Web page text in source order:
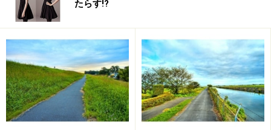
す。
しかし、巡航速度となると（他の条件が一定なら）、そ
れらのバイクに劣ります。小さい車輪は慣性が小さく、
路面のギャップを拾いやすいため、どうしてもスピード
を持続させにくいというのがその理由です。もちろん、
ホイールサイズが大きくなるほど長距離特性は高くなる
ので、もしそういった使い方を念頭にしているなら、20
たらす!?